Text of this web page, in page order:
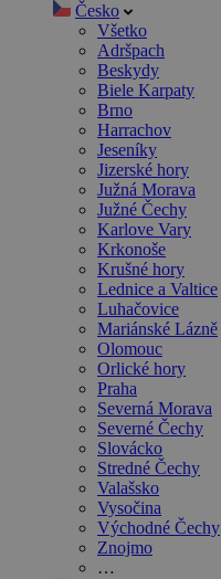
Česko
Všetko
Adršpach
Beskydy
Biele Karpaty
Brno
Harrachov
Jeseníky
Jizerské hory
Južná Morava
Južné Čechy
Karlove Vary
Krkonoše
Krušné hory
Lednice a Valtice
Luhačovice
Mariánské Lázně
Olomouc
Orlické hory
Praha
Severná Morava
Severné Čechy
Slovácko
Stredné Čechy
Valašsko
Vysočina
Východné Čechy
Znojmo
…